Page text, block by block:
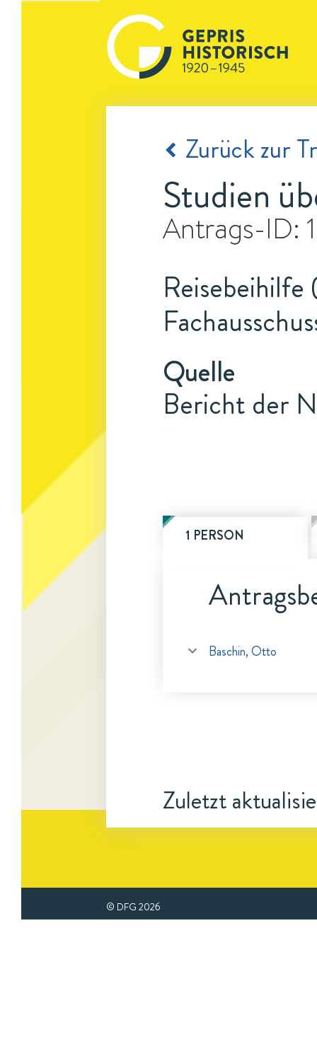
Zurück zur
Studien
Antrags-ID:
Reisebeihilfe
Quelle
Bericht der
1 PERSON
Baschin, Otto
Zuletzt
© DFG 2026